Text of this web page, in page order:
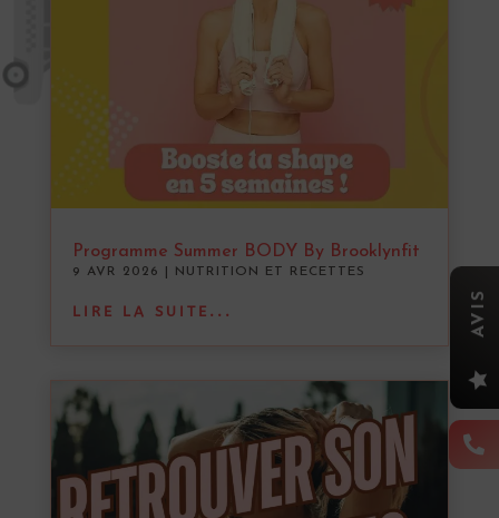
Programme Summer BODY By Brooklynfit
9 AVR 2026 NUTRITION ET RECETTES
LIRE LA SUITE...


AVIS